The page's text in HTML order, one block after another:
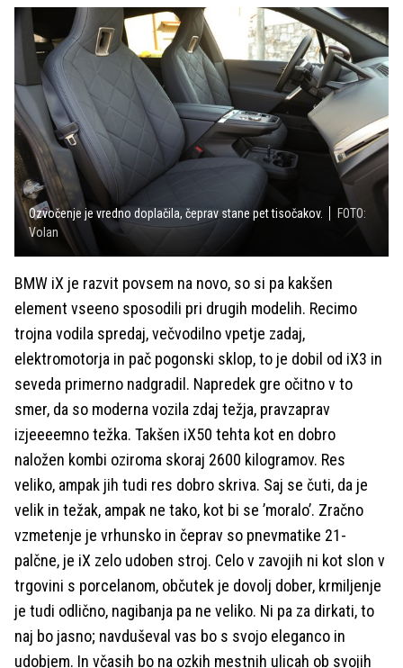
Ozvočenje je vredno doplačila, čeprav stane pet tisočakov.
FOTO:
Volan
BMW iX je razvit povsem na novo, so si pa kakšen
element vseeno sposodili pri drugih modelih. Recimo
trojna vodila spredaj, večvodilno vpetje zadaj,
elektromotorja in pač pogonski sklop, to je dobil od iX3 in
seveda primerno nadgradil. Napredek gre očitno v to
smer, da so moderna vozila zdaj težja, pravzaprav
izjeeeemno težka. Takšen iX50 tehta kot en dobro
naložen kombi oziroma skoraj 2600 kilogramov. Res
veliko, ampak jih tudi res dobro skriva. Saj se čuti, da je
velik in težak, ampak ne tako, kot bi se ’moralo’. Zračno
vzmetenje je vrhunsko in čeprav so pnevmatike 21-
palčne, je iX zelo udoben stroj. Celo v zavojih ni kot slon v
trgovini s porcelanom, občutek je dovolj dober, krmiljenje
je tudi odlično, nagibanja pa ne veliko. Ni pa za dirkati, to
naj bo jasno; navduševal vas bo s svojo eleganco in
udobjem. In včasih bo na ozkih mestnih ulicah ob svojih